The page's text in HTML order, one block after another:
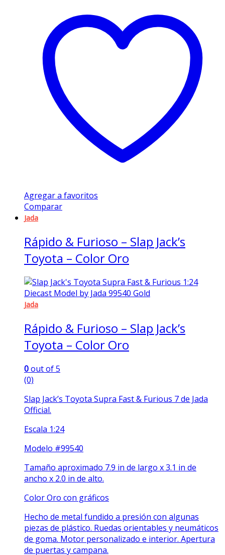
Agregar a favoritos
Comparar
Jada
Rápido & Furioso – Slap Jack’s
Toyota – Color Oro
Jada
Rápido & Furioso – Slap Jack’s
Toyota – Color Oro
0out of 5
(0)
Slap Jack’s Toyota Supra Fast & Furious 7 de Jada
Official.
Escala 1:24
Modelo #99540
Tamaño aproximado 7.9 in de largo x 3.1 in de
ancho x 2.0 in de alto.
Color Oro con gráficos
Hecho de metal fundido a presión con algunas
piezas de plástico. Ruedas orientables y neumáticos
de goma. Motor personalizado e interior. Apertura
de puertas y campana.